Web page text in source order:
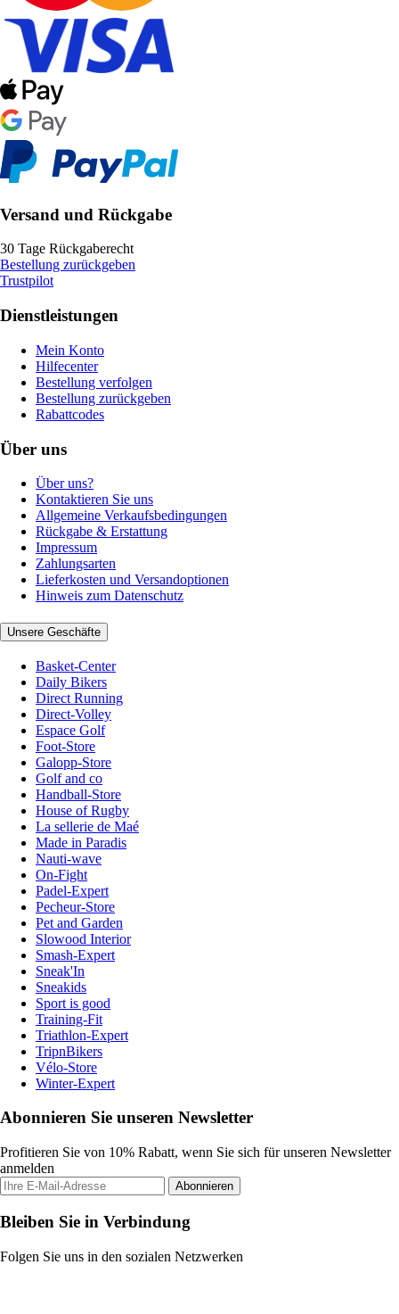
Versand und Rückgabe
30 Tage Rückgaberecht
Bestellung zurückgeben
Trustpilot
Dienstleistungen
Mein Konto
Hilfecenter
Bestellung verfolgen
Bestellung zurückgeben
Rabattcodes
Über uns
Über uns?
Kontaktieren Sie uns
Allgemeine Verkaufsbedingungen
Rückgabe & Erstattung
Impressum
Zahlungsarten
Lieferkosten und Versandoptionen
Hinweis zum Datenschutz
Unsere Geschäfte
Basket-Center
Daily Bikers
Direct Running
Direct-Volley
Espace Golf
Foot-Store
Galopp-Store
Golf and co
Handball-Store
House of Rugby
La sellerie de Maé
Made in Paradis
Nauti-wave
On-Fight
Padel-Expert
Pecheur-Store
Pet and Garden
Slowood Interior
Smash-Expert
Sneak'In
Sneakids
Sport is good
Training-Fit
Triathlon-Expert
TripnBikers
Vélo-Store
Winter-Expert
Abonnieren Sie unseren Newsletter
Profitieren Sie von 10% Rabatt, wenn Sie sich für unseren Newsletter
anmelden
Abonnieren
Bleiben Sie in Verbindung
Folgen Sie uns in den sozialen Netzwerken